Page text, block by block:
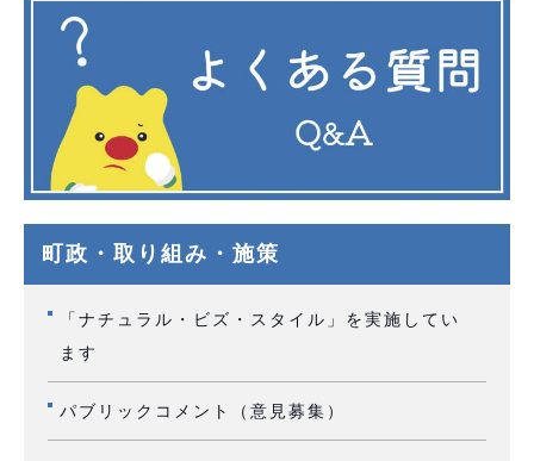
町政・取り組み・施策
「ナチュラル・ビズ・スタイル」を実施してい
ます
パブリックコメント（意見募集）